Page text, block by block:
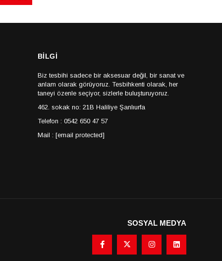
BİLGİ
Biz tesbihi sadece bir aksesuar değil, bir sanat ve
anlam olarak görüyoruz. Tesbihkenti olarak, her
taneyi özenle seçiyor, sizlerle buluşturuyoruz.
462. sokak no: 21B Haliliye Şanlıurfa
Telefon : 0542 650 47 57
Mail : [email protected]
SOSYAL MEDYA